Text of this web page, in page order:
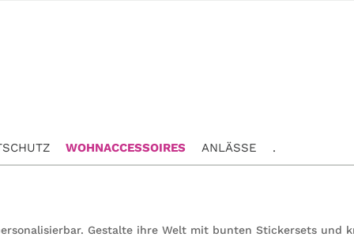
WOHNACCESSOIRES ANLÄSSE .
Gestalte ihre Welt mit bunten Stickersets und